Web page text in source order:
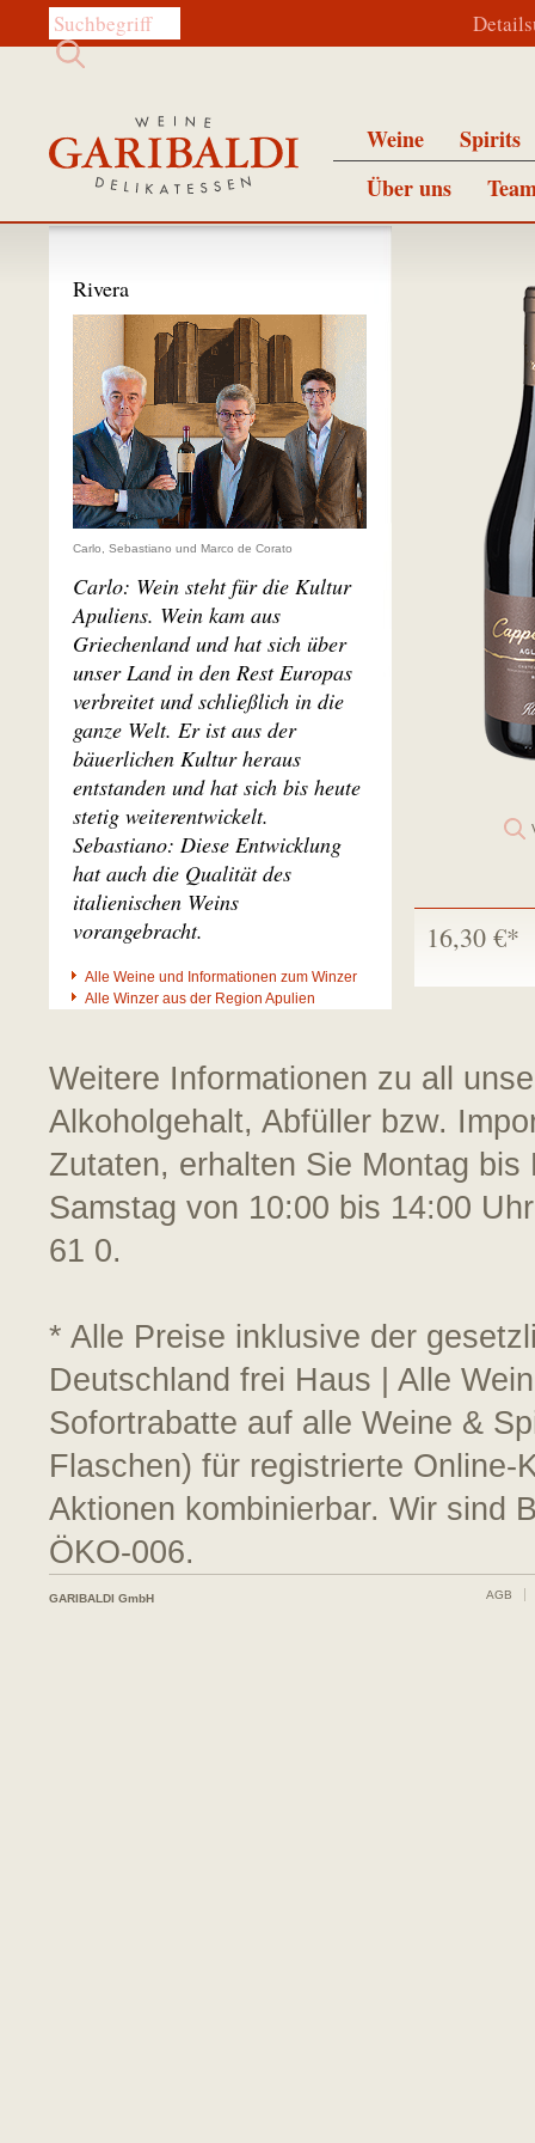
Diese Website durchsuchen:
Weine
Spirits
Über uns
16,30 €*
Rivera
Carlo, Sebastiano und Marco de Corato
Carlo: Wein steht für die Kultur
Apuliens. Wein kam aus
Griechenland und hat sich über
unser Land in den Rest Europas
verbreitet und schließlich in die
ganze Welt. Er ist aus der
bäuerlichen Kultur heraus
entstanden und hat sich bis heute
stetig weiterentwickelt.
Sebastiano: Diese Entwicklung
hat auch die Qualität des
italienischen Weins
vorangebracht.
Alle Weine und Informationen zum Winzer
Alle Winzer aus der Region Apulien
Weitere Informationen zu all
Alkoholgehalt, Abfüller bzw.
Zutaten, erhalten Sie Montag
Samstag von 10:00 bis 14:00
61 0.
* Alle Preise inklusive der
Deutschland frei Haus | Alle
Sofortrabatte auf alle Weine &
Flaschen) für registrierte
Aktionen kombinierbar. Wir sind
ÖKO-006.
GARIBALDI GmbH AGB